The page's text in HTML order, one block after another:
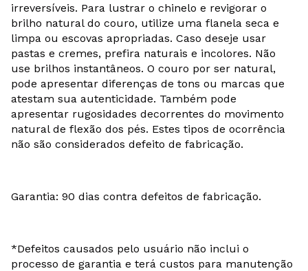
irreversíveis. Para lustrar o chinelo e revigorar o
brilho natural do couro, utilize uma flanela seca e
limpa ou escovas apropriadas. Caso deseje usar
pastas e cremes, prefira naturais e incolores. Não
use brilhos instantâneos. O couro por ser natural,
pode apresentar diferenças de tons ou marcas que
atestam sua autenticidade. Também pode
apresentar rugosidades decorrentes do movimento
natural de flexão dos pés. Estes tipos de ocorrência
não são considerados defeito de fabricação.
Garantia: 90 dias contra defeitos de fabricação.
*Defeitos causados pelo usuário não inclui o
processo de garantia e terá custos para manutenção